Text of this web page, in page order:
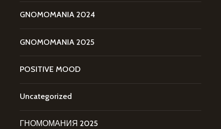
GNOMOMANIA 2024
GNOMOMANIA 2025
POSITIVE MOOD
Uncategorized
ГНОМОМАНИЯ 2025